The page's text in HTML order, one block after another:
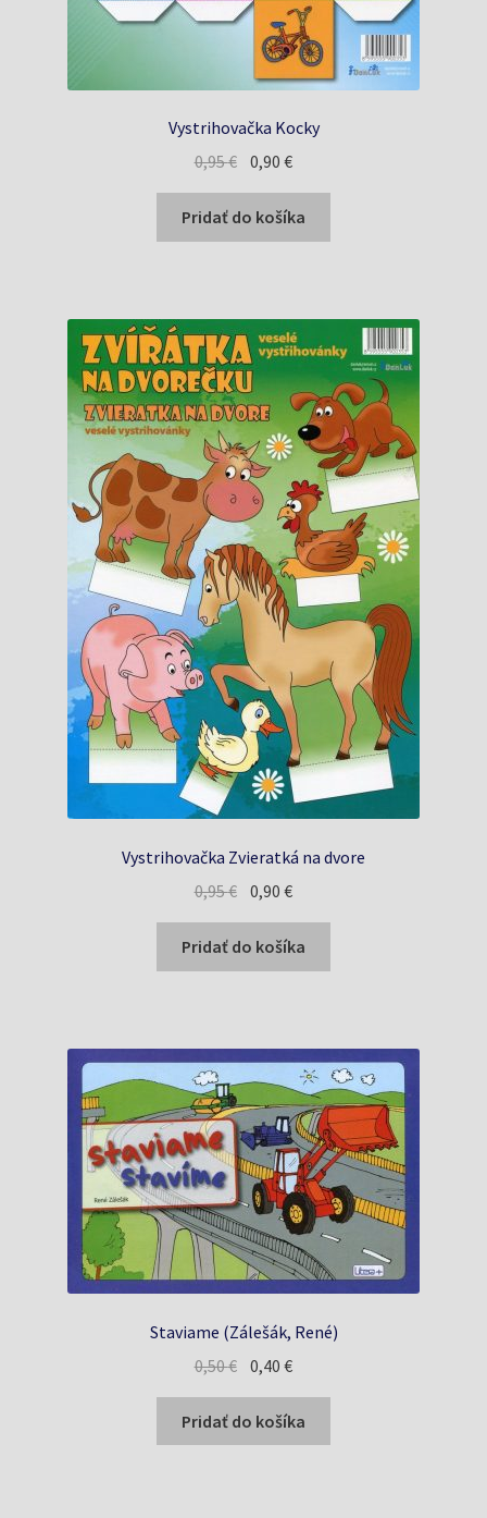
Vystrihovačka Kocky
0,95€ Pôvodná
cena
bola:
0,95 €.
0,90€Aktuálna
cena
je:
0,90 €.
Pridať do košíka
Vystrihovačka Zvieratká na dvore
0,95€ Pôvodná
bola:
0,95 €.
0,90€Aktuálna
je:
0,90 €.
Pridať do košíka
Staviame (Zálešák, René)
0,50€ Pôvodná
bola:
0,50 €.
0,40€Aktuálna
je:
0,40 €.
Pridať do košíka